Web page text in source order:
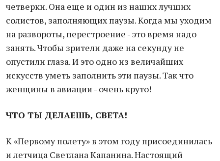
четверки. Она еще и один из наших лучших
солистов, заполняющих паузы. Когда мы уходим
на развороты, перестроение - это время надо
занять. Чтобы зрители даже на секунду не
опустили глаза. И это одно из величайших
искусств уметь заполнить эти паузы. Так что
женщины в авиации - очень круто!
ЧТО ТЫ ДЕЛАЕШЬ, СВЕТА!
К «Первому полету» в этом году присоединилась
и летчица Светлана Капанина. Настоящий